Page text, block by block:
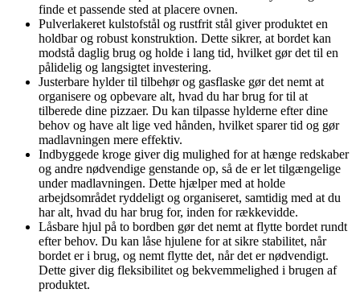
finde et passende sted at placere ovnen.
Pulverlakeret kulstofstål og rustfrit stål giver produktet en
holdbar og robust konstruktion. Dette sikrer, at bordet kan
modstå daglig brug og holde i lang tid, hvilket gør det til en
pålidelig og langsigtet investering.
Justerbare hylder til tilbehør og gasflaske gør det nemt at
organisere og opbevare alt, hvad du har brug for til at
tilberede dine pizzaer. Du kan tilpasse hylderne efter dine
behov og have alt lige ved hånden, hvilket sparer tid og gør
madlavningen mere effektiv.
Indbyggede kroge giver dig mulighed for at hænge redskaber
og andre nødvendige genstande op, så de er let tilgængelige
under madlavningen. Dette hjælper med at holde
arbejdsområdet ryddeligt og organiseret, samtidig med at du
har alt, hvad du har brug for, inden for rækkevidde.
Låsbare hjul på to bordben gør det nemt at flytte bordet rundt
efter behov. Du kan låse hjulene for at sikre stabilitet, når
bordet er i brug, og nemt flytte det, når det er nødvendigt.
Dette giver dig fleksibilitet og bekvemmelighed i brugen af
produktet.